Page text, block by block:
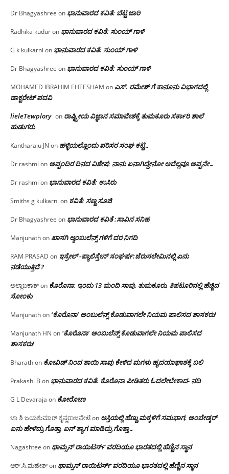
Dr Bhagyashree on ಭಾನುವಾರದ ಕವಿತೆ: ಬೆಟ್ಟ ಜಾರಿ
Radhika kuduron ಭಾನುವಾರದ ಕವಿತೆ: ಸುಂಯ್ ಗಾಳಿ
G k kulkarni on ಭಾನುವಾರದ ಕವಿತೆ: ಸುಂಯ್ ಗಾಳಿ
Dr Bhagyashree on ಭಾನುವಾರದ ಕವಿತೆ: ಸುಂಯ್ ಗಾಳಿ
MOHAMED IBRAHIM EHTESHAM on ಎಸ್. ರಮೇಶ್ ಗೆ ಕಾನೂನು ವಿಭಾಗದಲ್ಲಿ
ಡಾಕ್ಟರೇಟ್ ಪದವಿ
lieleTewplory on ರಾಷ್ಟ್ರೀಯ ವಿಜ್ಞಾನ ಸಮಾವೇಶಕ್ಕೆ‌ ತುಮಕೂರು ಸರ್ಕಾರಿ ಶಾಲೆ
ಹುಡುಗರು
Kantharaju JN on ಹಳ್ಳಿಯಲ್ಲೊಂದು ಪರಿಸರ ಸಂಘ ಕಟ್ಟಿ…
Dr rashmi on ಅಪ್ಪಂದಿರ ದಿನದ ವಿಶೇಷ: ನಾನು ಏನಾಗಿದ್ದೇನೋ‌ ಅದೆಲ್ಲವೂ ಅಪ್ಪನೇ…
Dr rashmi on ಭಾನುವಾರದ ಕವಿತೆ: ಉಸಿರು
Smiths g kulkarni on ಕವಿತೆ: ಸಣ್ಣ ಸೂಜಿ
Dr Bhagyashree on ಭಾನುವಾರದ ಕವಿತೆ :ಸಾವಿನ ಸನಿಹ
Manjunathonಖಾಸಗಿ ಆ್ಯಂಬುಲೆನ್ಸ್ ಗಳಿಗೆ ದರ ನಿಗದಿ
RAM PRASAD on ಇಸ್ರೇಲ್ -ಪ್ಯಾಲಿಸ್ತೇನ್ ಸಂಘರ್ಷ:ಜೆರುಸಲೇಮಿನಲ್ಲಿ ಏನು
ನಡೆಯುತ್ತಿದೆ ?
ಅಲ್ಲಾಬಕಾಶ್on ಕೊರೊನಾ: ಇಂದು 13 ಮಂದಿ ಸಾವು, ತುಮಕೂರು, ತಿಪಟೂರಿನಲ್ಲಿ ಹೆಚ್ಚಿದ
ಸೋಂಕು
Manjunathon ‘ಕೊರೊನಾ’ ಅಂಬುಲೆನ್ಸ್ ಕೊಡುವಾಗಲೇ ನಿಯಮ ಪಾಲಿಸದ ಶಾಸಕರು!
Manjunath HN on ‘ಕೊರೊನಾ’ ಅಂಬುಲೆನ್ಸ್ ಕೊಡುವಾಗಲೇ ನಿಯಮ ಪಾಲಿಸದ
ಶಾಸಕರು!
Bharathon ಕೋವಿಡ್ ನಿಂದ ತಾಯಿ ಸಾವು ಕೇಳಿದ ಮಗಳು ಹೃದಯಾಘಾತಕ್ಕೆ ಬಲಿ
Prakash. B on ಭಾನುವಾರದ ಕವಿತೆ: ಕೊರೊನಾ ಪೀಡಿತರು ಓದಲೇಬೇಕಾದ- ನದಿ
G L Devaraja on ಕೋರೋಣ
ಚಾ ಶಿ ಜಯಕುಮಾರ್ ಕೃಷ್ಣರಾಜಪೇಟೆon ಆಸ್ತಿಯಲ್ಲಿ ಹೆಣ್ಣು ಮಕ್ಕಳಿಗೆ ಸಮಭಾಗ; ಅಂಬೇಡ್ಕರ್
ಏನು ಹೇಳಿದ್ರು ಗೊತ್ತಾ, ಏನ್ ತ್ಯಾಗ ಮಾಡಿದ್ರು ಗೊತ್ತಾ…
Nagashtee on ಥಾಮ್ಸನ್ ರಾಯಿಟರ್ಸ್ ವರದಿಯೂ ಭಾರತದಲ್ಲಿ ಹೆಣ್ಣಿನ ಸ್ಥಾನ‌
ಆರ್.ಸಿ.ಮಹೇಶ್on ಥಾಮ್ಸನ್ ರಾಯಿಟರ್ಸ್ ವರದಿಯೂ ಭಾರತದಲ್ಲಿ ಹೆಣ್ಣಿನ ಸ್ಥಾನ‌